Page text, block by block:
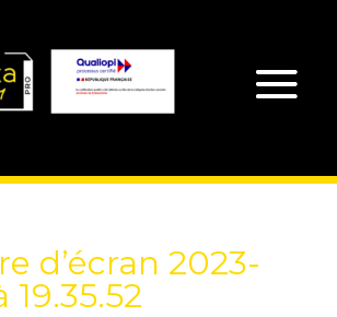
d’écran 2023-
19.35.52